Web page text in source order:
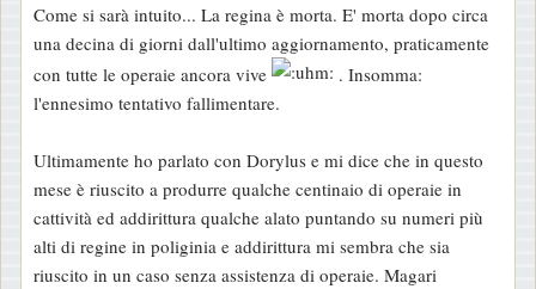
g
i
o
Come si sarà intuito... La regina è morta. E' morta dopo circa
una decina di giorni dall'ultimo aggiornamento, praticamente
con tutte le operaie ancora vive
. Insomma:
l'ennesimo tentativo fallimentare.
Ultimamente ho parlato con Dorylus e mi dice che in questo
mese è riuscito a produrre qualche centinaio di operaie in
cattività ed addirittura qualche alato puntando su numeri più
alti di regine in poliginia e addirittura mi sembra che sia
riuscito in un caso senza assistenza di operaie. Magari